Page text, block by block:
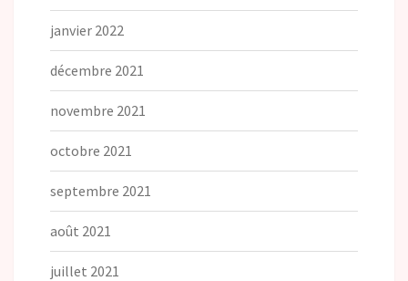
janvier 2022
décembre 2021
novembre 2021
octobre 2021
septembre 2021
août 2021
juillet 2021